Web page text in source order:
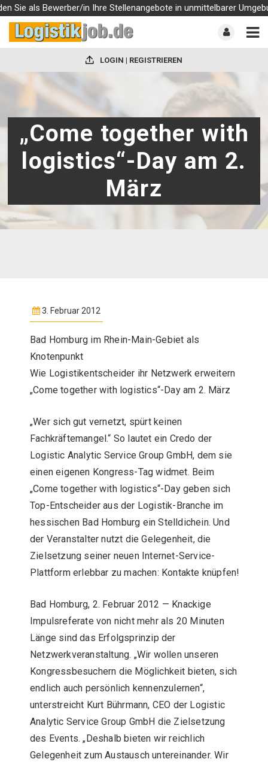
Sie als Bewerber/in Ihre Stellenangebote in unmittelbarer
LOGIN | REGISTRIEREN
„Come together with
logistics“-Day am 2.
März
3. Februar 2012
Bad Homburg im Rhein-Main-Gebiet als
Knotenpunkt
Wie Logistikentscheider ihr Netzwerk erweitern
„Come together with logistics“-Day am 2. März
„Wer sich gut vernetzt, spürt keinen
Fachkräftemangel.“ So lautet ein Credo der
Logistic Analytic Service Group GmbH, dem sie
einen eigenen Kongress-Tag widmet. Beim
„Come together with logistics“-Day geben sich
Top-Entscheider aus der Logistik-Branche im
hessischen Bad Homburg ein Stelldichein. Und
der Veranstalter nutzt die Gelegenheit, die
Zielsetzung seiner neuen Internet-Service-
Plattform erlebbar zu machen: Kontakte knüpfen!
Bad Homburg, 2. Februar 2012 — Knackige
Impulsreferate von nicht mehr als 20 Minuten
Länge sind das Erfolgsprinzip der
Netzwerkveranstaltung. „Wir wollen unseren
Kongressbesuchern die Möglichkeit bieten, sich
endlich auch persönlich kennenzulernen“,
unterstreicht Kurt Bührmann, CEO der Logistic
Analytic Service Group GmbH die Zielsetzung
des Events. „Deshalb bieten wir reichlich
Gelegenheit zum Austausch untereinander. Wir